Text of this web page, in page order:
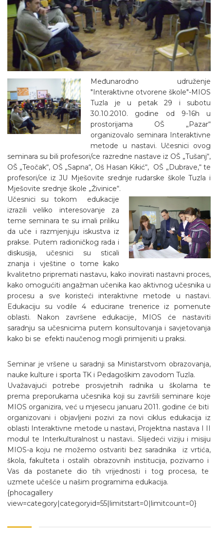
Međunarodno udruženje
"Interaktivne otvorene škole"-MIOS
Tuzla je u petak 29 i subotu
30.10.2010. godine od 9-16h u
prostorijama OŠ „Pazar“
organizovalo seminara Interaktivne
metode u nastavi. Učesnici ovog
seminara su bili profesori/ce razredne nastave iz OŠ „Tušanj“,
OŠ „Teočak“, OŠ „Sapna“, Oš Hasan Kikić“, OŠ „Dubrave,“ te
profesori/ce iz JU Mješovite srednje rudarske škole Tuzla i
Mješovite srednje škole „Živinice“.
Učesnici su tokom edukacije
izrazili veliko interesovanje za
teme seminara te su imali priliku
da uče i razmjenjuju iskustva iz
prakse. Putem radioničkog rada i
diskusija, učesnici su sticali
znanja i vještine o tome kako
kvalitetno pripremati nastavu, kako inovirati nastavni proces,
kako omogućiti angažman učenika kao aktivnog učesnika u
procesu a sve koristeći interaktivne metode u nastavi.
Edukaciju su vodile 4 educirane trenerice iz pomenute
oblasti. Nakon završene edukacije, MIOS će nastaviti
saradnju sa učesnicima putem konsultovanja i savjetovanja
kako bi se efekti naučenog mogli primijeniti u praksi.
Seminar je vršene u saradnji sa Ministarstvom obrazovanja,
nauke kulture i sporta TK i Pedagoškim zavodom Tuzla.
Uvažavajući potrebe prosvjetnih radnika u školama te
prema preporukama učesnika koji su završili seminare koje
MIOS organizira, već u mjesecu januaru 2011. godine će biti
organizovani i objavljeni pozivi za novi ciklus edukacija iz
oblasti Interaktivne metode u nastavi, Projektna nastava I II
modul te Interkulturalnost u nastavi.. Slijedeći viziju i misiju
MIOS-a koju ne možemo ostvariti bez saradnika iz vrtića,
škola, fakulteta i ostalih obrazovnih institucija, pozivamo i
Vas da postanete dio tih vrijednosti i tog procesa, te
uzmete učešće u našim programima edukacija.
{phocagallery
view=category|categoryid=55|limitstart=0|limitcount=0}